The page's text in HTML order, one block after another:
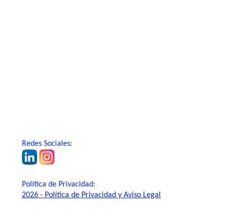
Redes Sociales:
Política de Privacidad:
2026 - Política de Privacidad y Aviso Legal